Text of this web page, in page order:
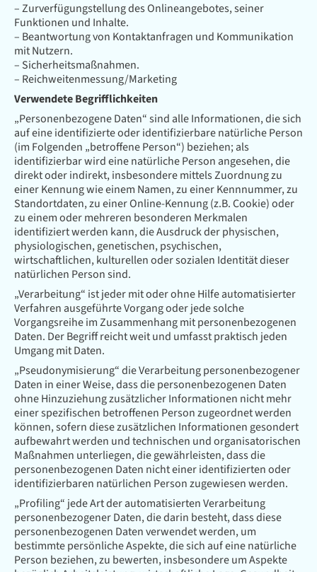
– Zurverfügungstellung des Onlineangebotes, seiner
Funktionen und Inhalte.
– Beantwortung von Kontaktanfragen und Kommunikation
mit Nutzern.
– Sicherheitsmaßnahmen.
– Reichweitenmessung/Marketing
Verwendete Begrifflichkeiten
„Personenbezogene Daten“ sind alle Informationen, die sich
auf eine identifizierte oder identifizierbare natürliche Person
(im Folgenden „betroffene Person“) beziehen; als
identifizierbar wird eine natürliche Person angesehen, die
direkt oder indirekt, insbesondere mittels Zuordnung zu
einer Kennung wie einem Namen, zu einer Kennnummer, zu
Standortdaten, zu einer Online-Kennung (z.B. Cookie) oder
zu einem oder mehreren besonderen Merkmalen
identifiziert werden kann, die Ausdruck der physischen,
physiologischen, genetischen, psychischen,
wirtschaftlichen, kulturellen oder sozialen Identität dieser
natürlichen Person sind.
„Verarbeitung“ ist jeder mit oder ohne Hilfe automatisierter
Verfahren ausgeführte Vorgang oder jede solche
Vorgangsreihe im Zusammenhang mit personenbezogenen
Daten. Der Begriff reicht weit und umfasst praktisch jeden
Umgang mit Daten.
„Pseudonymisierung“ die Verarbeitung personenbezogener
Daten in einer Weise, dass die personenbezogenen Daten
ohne Hinzuziehung zusätzlicher Informationen nicht mehr
einer spezifischen betroffenen Person zugeordnet werden
können, sofern diese zusätzlichen Informationen gesondert
aufbewahrt werden und technischen und organisatorischen
Maßnahmen unterliegen, die gewährleisten, dass die
personenbezogenen Daten nicht einer identifizierten oder
identifizierbaren natürlichen Person zugewiesen werden.
„Profiling“ jede Art der automatisierten Verarbeitung
personenbezogener Daten, die darin besteht, dass diese
personenbezogenen Daten verwendet werden, um
bestimmte persönliche Aspekte, die sich auf eine natürliche
Person beziehen, zu bewerten, insbesondere um Aspekte